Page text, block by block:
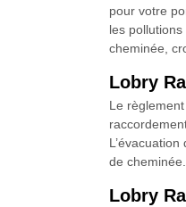
pour votre
les
cheminée,
Lobry
Le
de
Lobry